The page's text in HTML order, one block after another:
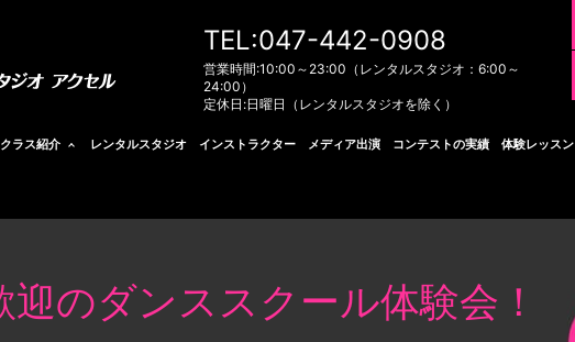
クラス紹介 レンタルスタジオ インストラクター メディア出演 コンテストの実績 体験レッスン
TEL:047-442-0908
営業時間:10:00～23:00（レンタルスタジオ：6:00～
24:00）
定休日:日曜日（レンタルスタジオを除く）
迎のダンススクール体験会！